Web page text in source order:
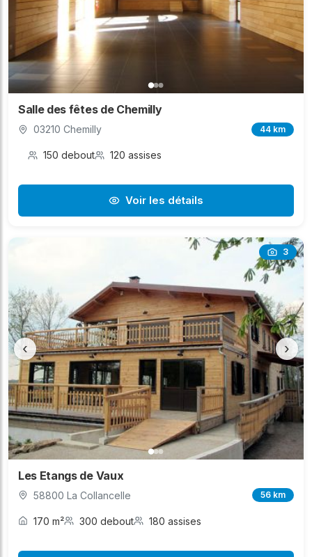
Salle des fêtes de Chemilly
03210 Chemilly 44 km
150 debout 120 assises
Voir les détails
3
‹ ›
Les Etangs de Vaux
58800 La Collancelle 56 km
170 m² 300 debout 180 assises